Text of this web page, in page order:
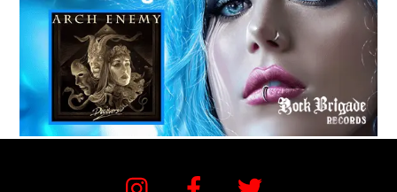
Instagram Facebook